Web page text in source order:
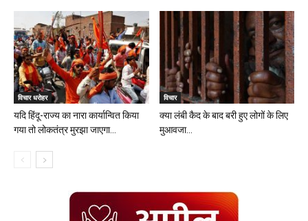
विचार धरोहर
यदि हिंदू-राज्य का नारा कार्यान्वित किया
गया तो लोकतंत्र मुरझा जाएगा...
विचार
क्या लंबी कैद के बाद बरी हुए लोगों के लिए
मुआवजा...